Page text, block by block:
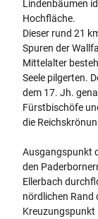
Lindenbäumen
Hochfläche.
Dieser rund 21
Spuren der
Mittelalter
Seele pilgerten.
dem 17. Jh.
Fürstbischöfe
die
Ausgangspunkt
den
Ellerbach
nördlichen Rand
Kreuzungspunkt